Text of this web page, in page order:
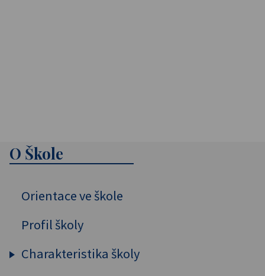
O Škole
Orientace ve škole
Profil školy
Charakteristika školy